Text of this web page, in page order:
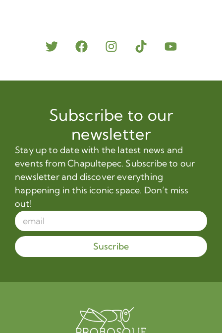
Subscribe to our
newsletter
Stay up to date with the latest news and
events from Chapultepec. Subscribe to our
newsletter and discover everything
happening in this iconic space. Don’t miss
out!
Suscribe